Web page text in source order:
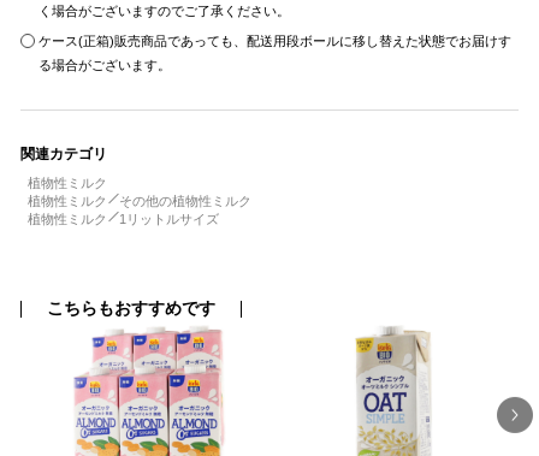
く場合がございますのでご了承ください。
ケース(正箱)販売商品であっても、配送用段ボールに移し替えた状態でお届けす
る場合がございます。
関連カテゴリ
植物性ミルク
植物性ミルク
その他の植物性ミルク
植物性ミルク
1リットルサイズ
こちらもおすすめです